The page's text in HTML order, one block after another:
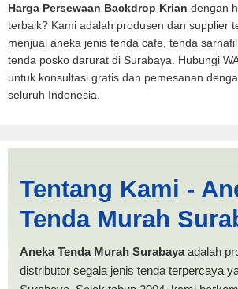
Harga Persewaan Backdrop Krian dengan
terbaik? Kami adalah produsen dan supplier
menjual aneka jenis tenda cafe, tenda
tenda posko darurat di Surabaya. Hubungi
untuk konsultasi gratis dan pemesanan
seluruh Indonesia.
Krian | PRODUKSI
TENDA MURAH
Tentang Kami -
Tenda Murah
Aneka Tenda Murah Surabayaadalah
distributor segala jenis tenda terpercaya